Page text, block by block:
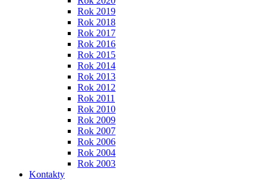
Rok 2019
Rok 2018
Rok 2017
Rok 2016
Rok 2015
Rok 2014
Rok 2013
Rok 2012
Rok 2011
Rok 2010
Rok 2009
Rok 2007
Rok 2006
Rok 2004
Rok 2003
Kontakty